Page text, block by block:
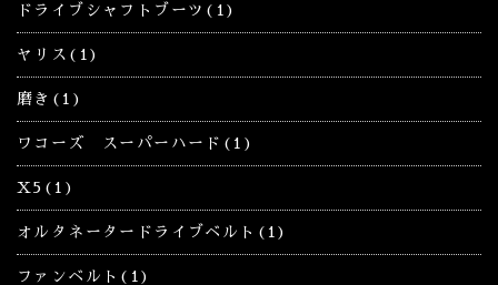
ドライブシャフトブーツ(1)
ヤリス(1)
磨き(1)
ワコーズ スーパーハード(1)
X5(1)
オルタネータードライブベルト(1)
ファンベルト(1)